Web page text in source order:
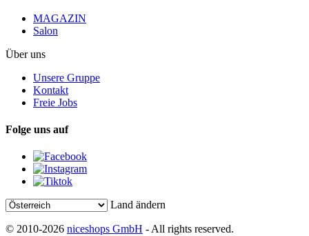
MAGAZIN
Salon
Über uns
Unsere Gruppe
Kontakt
Freie Jobs
Folge uns auf
Land ändern
© 2010-2026 niceshops GmbH - All rights reserved.